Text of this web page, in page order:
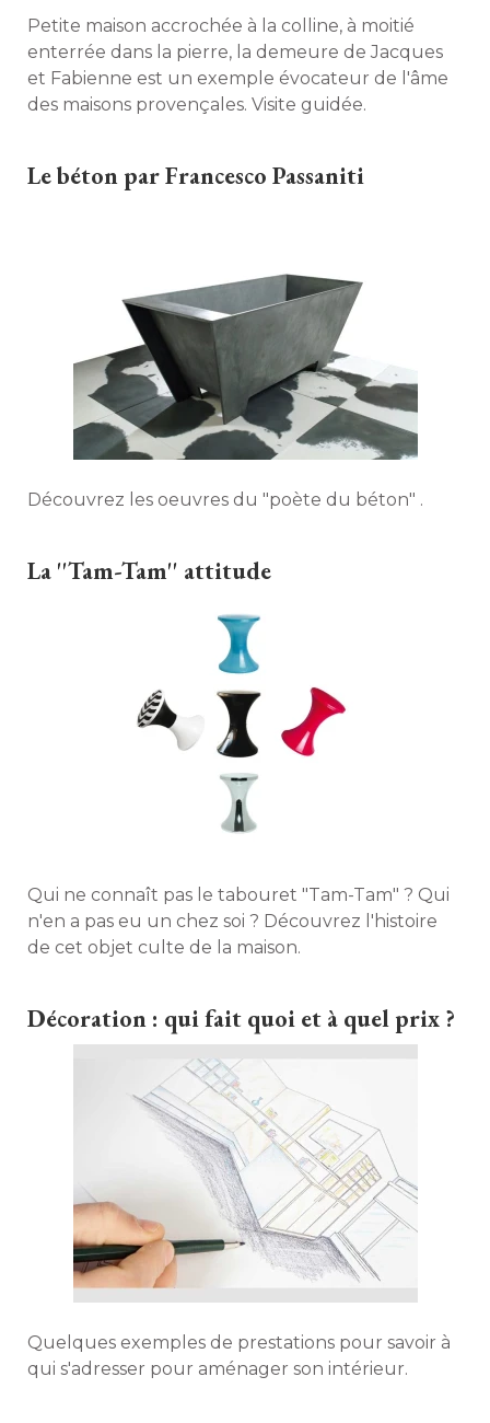
Petite maison accrochée à la colline, à moitié
enterrée dans la pierre, la demeure de Jacques
et Fabienne est un exemple évocateur de l'âme
des maisons provençales. Visite guidée.
Le béton par Francesco Passaniti
Découvrez les oeuvres du "poète du béton" .
La ''Tam-Tam'' attitude
Qui ne connaît pas le tabouret "Tam-Tam" ? Qui
n'en a pas eu un chez soi ? Découvrez l'histoire
de cet objet culte de la maison.
Décoration : qui fait quoi et à quel prix ?
Quelques exemples de prestations pour savoir à
qui s'adresser pour aménager son intérieur.